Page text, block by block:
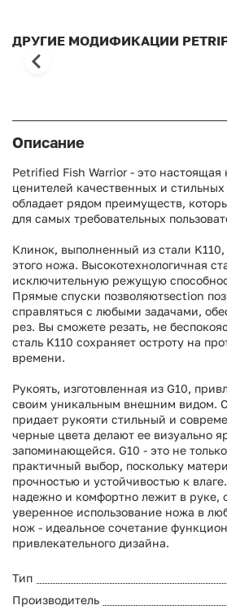
ДРУГИЕ МОДИФИКАЦИИ
Описание
Petrified Fish Warrior - это настоящая
ценителей качественных и
обладает рядом преимуществ,
для самых требовательных
Клинок, выполненный из стали
этого ножа. Высокотехнологичная
исключительную режущую
Прямые спуски позволяютsection
справляться с любыми задачами,
рез. Вы сможете резать, не
сталь K110 сохраняет остроту на
времени.
Рукоять, изготовленная из G10,
своим уникальным внешним видом.
придает рукояти стильный и
черные цвета делают ее визуально
запоминающейся. G10 - это не
практичный выбор, поскольку
прочностью и устойчивостью к
надежно и комфортно лежит в руке,
уверенное использование ножа в
нож - идеальное сочетание
привлекательного дизайна.
Тип
Производитель